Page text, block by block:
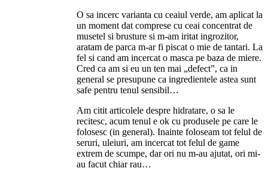
O sa incerc varianta cu ceaiul verde, am aplicat la
un moment dat comprese cu ceai concentrat de
musetel si brusture si m-am iritat ingrozitor,
aratam de parca m-ar fi piscat o mie de tantari. La
fel si cand am incercat o masca pe baza de miere.
Cred ca am si eu un ten mai „defect”, ca in
general se presupune ca ingredientele astea sunt
safe pentru tenul sensibil…
Am citit articolele despre hidratare, o sa le
recitesc, acum tenul e ok cu produsele pe care le
folosesc (in general). Inainte foloseam tot felul de
seruri, uleiuri, am incercat tot felul de game
extrem de scumpe, dar ori nu m-au ajutat, ori mi-
au facut chiar rau…